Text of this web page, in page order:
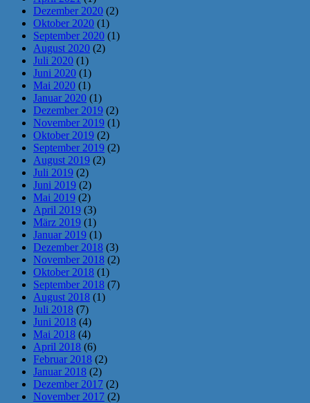
Dezember 2020 (2)
Oktober 2020 (1)
September 2020 (1)
August 2020 (2)
Juli 2020 (1)
Juni 2020 (1)
Mai 2020 (1)
Januar 2020 (1)
Dezember 2019 (2)
November 2019 (1)
Oktober 2019 (2)
September 2019 (2)
August 2019 (2)
Juli 2019 (2)
Juni 2019 (2)
Mai 2019 (2)
April 2019 (3)
März 2019 (1)
Januar 2019 (1)
Dezember 2018 (3)
November 2018 (2)
Oktober 2018 (1)
September 2018 (7)
August 2018 (1)
Juli 2018 (7)
Juni 2018 (4)
Mai 2018 (4)
April 2018 (6)
Februar 2018 (2)
Januar 2018 (2)
Dezember 2017 (2)
November 2017 (2)